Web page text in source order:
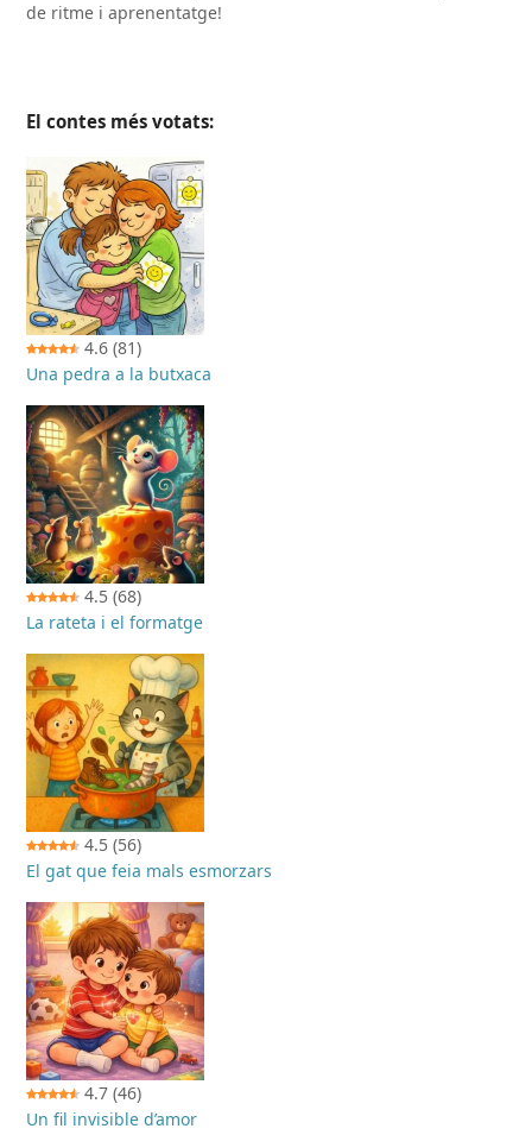
de ritme i aprenentatge!
El contes més votats:
4.6 (81)
Una pedra a la butxaca
4.5 (68)
La rateta i el formatge
4.5 (56)
El gat que feia mals esmorzars
4.7 (46)
Un fil invisible d’amor